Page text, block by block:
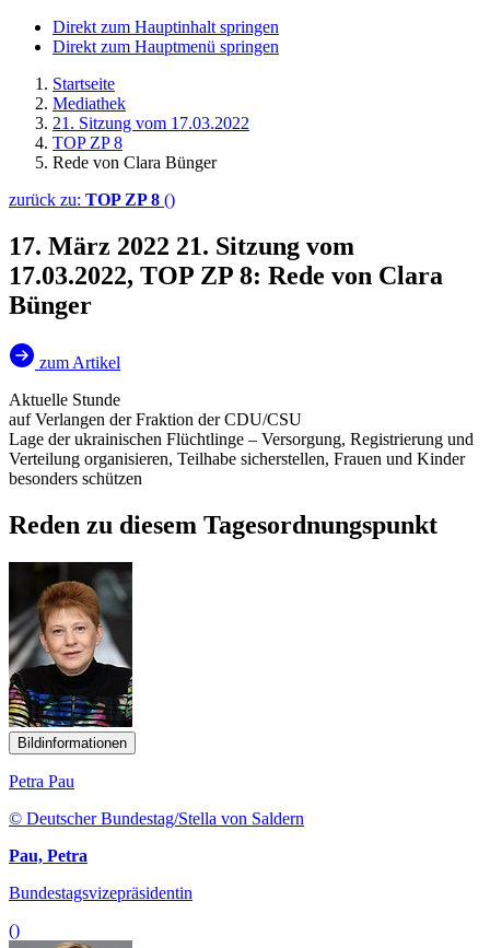
Direkt zum Hauptinhalt springen
Direkt zum Hauptmenü springen
Startseite
Mediathek
21. Sitzung vom 17.03.2022
TOP ZP 8
Rede von Clara Bünger
zurück zu: TOP ZP 8 ()
17. März 2022 21. Sitzung vom
17.03.2022, TOP ZP 8: Rede von Clara
Bünger
zum Artikel
Aktuelle Stunde
auf Verlangen der Fraktion der CDU/CSU
Lage der ukrainischen Flüchtlinge – Versorgung, Registrierung und
Verteilung organisieren, Teilhabe sicherstellen, Frauen und Kinder
besonders schützen
Reden zu diesem Tagesordnungspunkt
Bildinformationen
Petra Pau
© Deutscher Bundestag/Stella von Saldern
Pau, Petra
Bundestagsvizepräsidentin
()